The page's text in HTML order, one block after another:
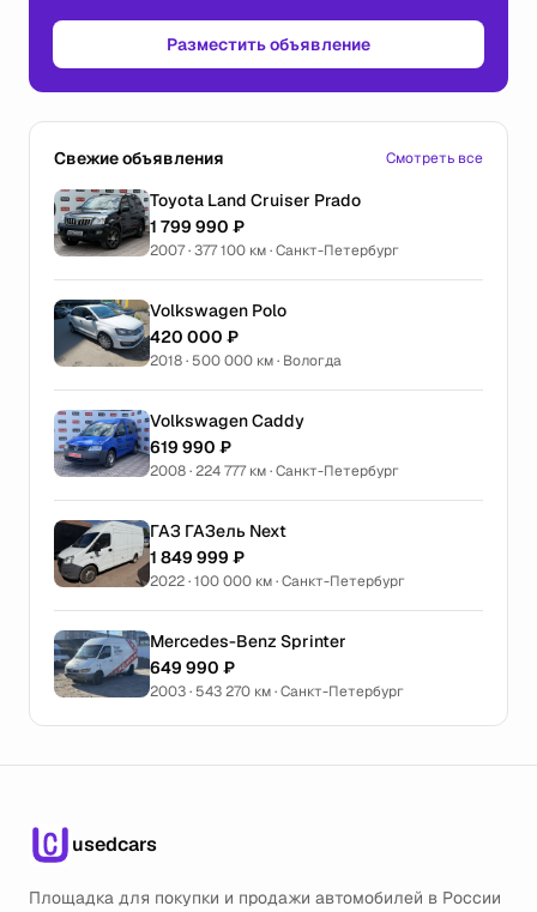
Разместить объявление
Свежие объявления Смотреть все
Toyota Land Cruiser Prado
1 799 990 ₽
2007 · 377 100 км · Санкт-Петербург
Volkswagen Polo
420 000 ₽
2018 · 500 000 км · Вологда
Volkswagen Caddy
619 990 ₽
2008 · 224 777 км · Санкт-Петербург
ГАЗ ГАЗель Next
1 849 999 ₽
2022 · 100 000 км · Санкт-Петербург
Mercedes-Benz Sprinter
649 990 ₽
2003 · 543 270 км · Санкт-Петербург
usedcars
Площадка для покупки и продажи автомобилей в России